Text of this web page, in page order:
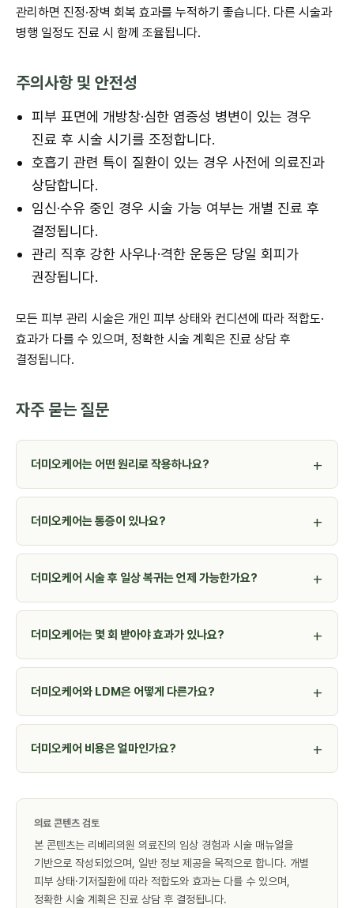
관리하면 진정·장벽 회복 효과를 누적하기 좋습니다. 다른 시술과
병행 일정도 진료 시 함께 조율됩니다.
주의사항 및 안전성
피부 표면에 개방창·심한 염증성 병변이 있는 경우
진료 후 시술 시기를 조정합니다.
호흡기 관련 특이 질환이 있는 경우 사전에 의료진과
상담합니다.
임신·수유 중인 경우 시술 가능 여부는 개별 진료 후
결정됩니다.
관리 직후 강한 사우나·격한 운동은 당일 회피가
권장됩니다.
모든 피부 관리 시술은 개인 피부 상태와 컨디션에 따라 적합도·
효과가 다를 수 있으며, 정확한 시술 계획은 진료 상담 후
결정됩니다.
자주 묻는 질문
더미오케어는 어떤 원리로 작용하나요?
더미오케어는 통증이 있나요?
더미오케어 시술 후 일상 복귀는 언제 가능한가요?
더미오케어는 몇 회 받아야 효과가 있나요?
더미오케어와 LDM은 어떻게 다른가요?
더미오케어 비용은 얼마인가요?
의료 콘텐츠 검토
본 콘텐츠는 리베리의원 의료진의 임상 경험과 시술 매뉴얼을
기반으로 작성되었으며, 일반 정보 제공을 목적으로 합니다. 개별
피부 상태·기저질환에 따라 적합도와 효과는 다를 수 있으며,
정확한 시술 계획은 진료 상담 후 결정됩니다.